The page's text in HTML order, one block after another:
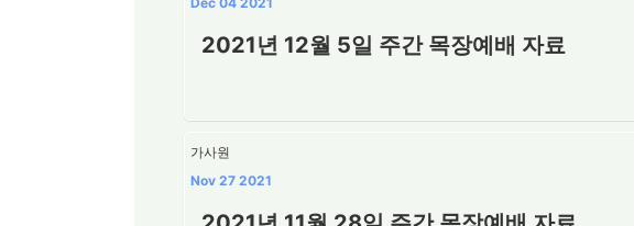
2021년 12월 5일 주간 목장예배 자료
가사원
Nov 27 2021